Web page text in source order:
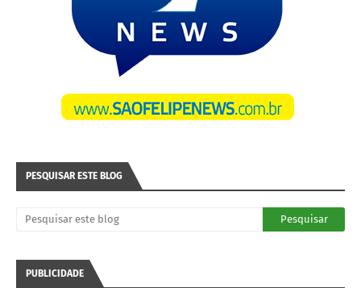
PESQUISAR ESTE BLOG
PUBLICIDADE